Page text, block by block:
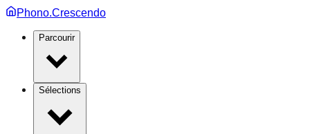
Phono.Crescendo
Parcourir
Sélections